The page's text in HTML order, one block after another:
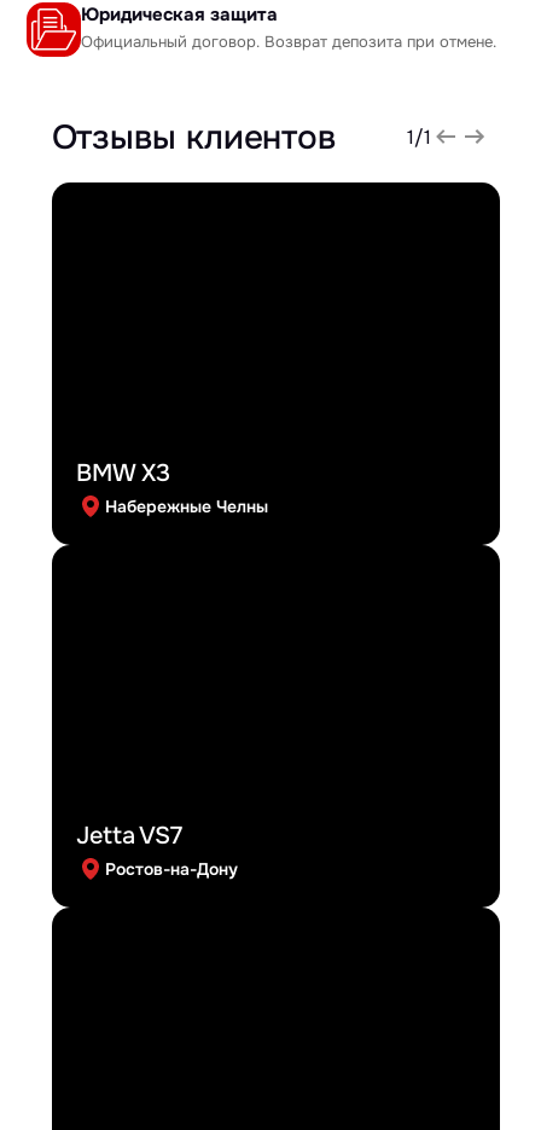
Юридическая защита
Официальный договор. Возврат депозита при отмене.
Отзывы клиентов 1/1
BMW X3
Набережные Челны
Jetta VS7
Ростов-на-Дону